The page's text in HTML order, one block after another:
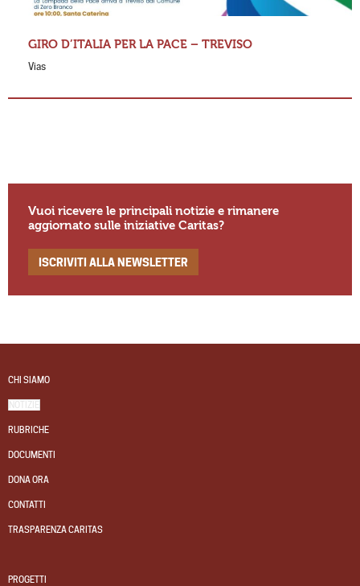
GIRO D’ITALIA PER LA PACE – TREVISO
Vias
Vuoi ricevere le principali notizie e rimanere
aggiornato sulle iniziative Caritas?
ISCRIVITI ALLA NEWSLETTER
CHI SIAMO
NOTIZIE
RUBRICHE
DOCUMENTI
DONA ORA
CONTATTI
TRASPARENZA CARITAS
PROGETTI